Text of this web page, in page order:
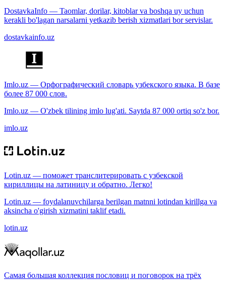
DostavkaInfo — Taomlar, dorilar, kitoblar va boshqa uy uchun
kerakli bo'lagan narsalarni yetkazib berish xizmatlari bor servislar.
dostavkainfo.uz
Imlo.uz — Орфографический словарь узбекского языка. В базе
более 87 000 слов.
Imlo.uz — O'zbek tilining imlo lug'ati. Saytda 87 000 ortiq so'z bor.
imlo.uz
Lotin.uz — поможет транслитерировать с узбекской
кириллицы на латиницу и обратно. Легко!
Lotin.uz — foydalanuvchilarga berilgan matnni lotindan kirillga va
aksincha o'girish xizmatini taklif etadi.
lotin.uz
Самая большая коллекция пословиц и поговорок на трёх